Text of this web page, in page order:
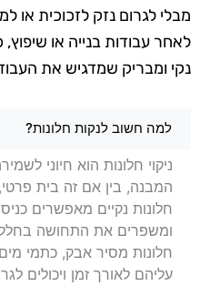
מבלי לגרום נזק לזכוכית או
לאחר עבודות בנייה או
נקי ומבריק שמדגיש את
שאלות בנושא ניקוי
למה חשוב לנקות חלונות?
ניקוי חלונות הוא חיוני
המבנה, בין אם זה בית
חלונות נקיים מאפשרים
ומשפרים את התחושה
חלונות מסיר אבק, כתמי
עליהם לאורך זמן ויכולים